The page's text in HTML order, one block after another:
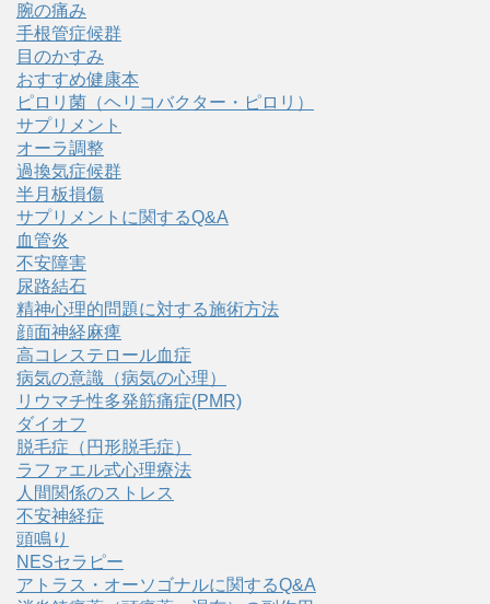
腕の痛み
手根管症候群
目のかすみ
おすすめ健康本
ピロリ菌（ヘリコバクター・ピロリ）
サプリメント
オーラ調整
過換気症候群
半月板損傷
サプリメントに関するQ&A
血管炎
不安障害
尿路結石
精神心理的問題に対する施術方法
顔面神経麻痺
高コレステロール血症
病気の意識（病気の心理）
リウマチ性多発筋痛症(PMR)
ダイオフ
脱毛症（円形脱毛症）
ラファエル式心理療法
人間関係のストレス
不安神経症
頭鳴り
NESセラピー
アトラス・オーソゴナルに関するQ&A